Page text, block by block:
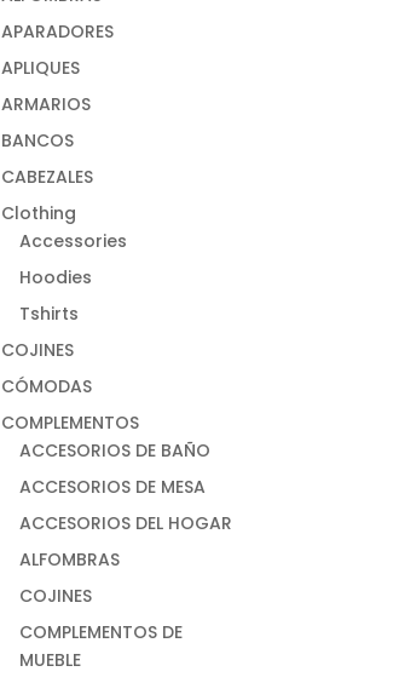
APARADORES
APLIQUES
ARMARIOS
BANCOS
CABEZALES
Clothing
Accessories
Hoodies
Tshirts
COJINES
CÓMODAS
COMPLEMENTOS
ACCESORIOS DE BAÑO
ACCESORIOS DE MESA
ACCESORIOS DEL HOGAR
ALFOMBRAS
COJINES
COMPLEMENTOS DE
MUEBLE